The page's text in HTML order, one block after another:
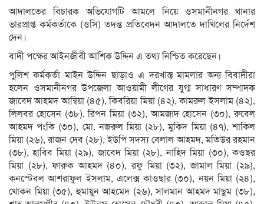
আদালতের বিচারক অভিযোগটি আমলে নিয়ে ওসমানীনগর থানার
ভারপ্রাপ্ত কর্মকর্তাকে (ওসি) তদন্ত প্রতিবেদন আদালতে দাখিলের নির্দেশ
দেন।
বাদী পক্ষের আইনজীবী আশিক উদ্দিন এ তথ্য নিশ্চিত করেছেন।
পুলিশ কর্মকর্তা মাইন উদ্দিন ছাড়াও এ দরখাস্ত মামলার অন্য বিবাদীরা
হলেন ওসমানীনগর উপজেলা আওয়ামী লীগের যুগ্ম সাধারণ সম্পাদক
জাবেদ আহমদ আম্বিয়া (৪৫), কিবরিয়া মিয়া (৪২), কামরুল ইসলাম (৪২),
লিলবর হোসেন (৩৮), রিপন মিয়া (৩২), আমজাদ হোসেন (৩০), রুবেল
আহমদ পংকি (৩০), মো. নজরুল মিয়া (২৮), মুকিদ মিয়া (৪৭), শাকিল
মিয়া (২৬), রাজন দেব (২৮), ইউপি সদস্য বেলাল আহমদ, মতিউর রহমান
(৩৮), হাবিব মিয়া (২৯), জাবেদ মিয়া (২৮), নাহিদ মিয়া (৩০), কওছর
মিয়া (২৮), ফারুক আহমদ (৪০), রফু মিয়া (৩২), জামাল মিয়া (২৯),
কনস্টেবল আশরাফুল ইসলাম, এলেক্স কাওছার (৩০), নয়ন মিয়া (২৪),
খোকন মিয়া (৩৫), হুমায়ুন আহমেদ (২৬), সালমান আহমদ মাছুম (৩৮),